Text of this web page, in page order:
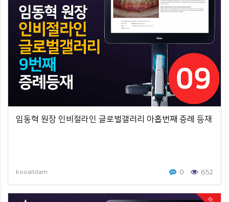
임동혁 원장 인비절라인 글로벌갤러리 아홉번째 증례 등재
kooalldam 0 652